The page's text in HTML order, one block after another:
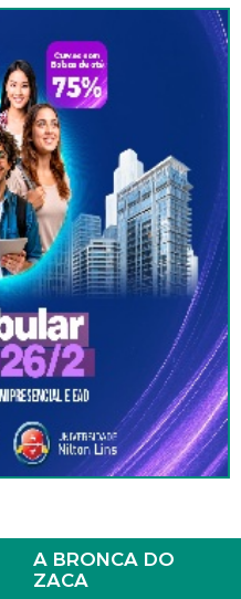
A BRONCA DO
ZACA